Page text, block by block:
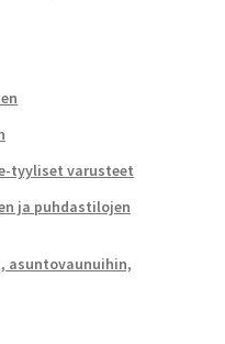
tyyliset varusteet
ja puhdastilojen
asuntovaunuihin,